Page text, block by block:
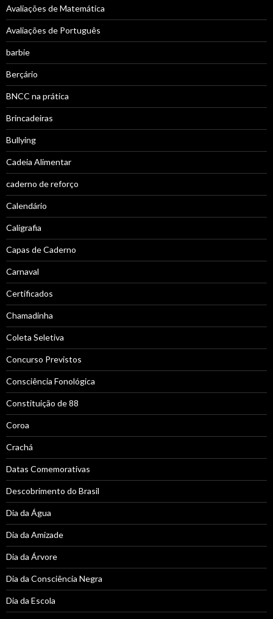
Avaliações de Matemática
Avaliações de Português
barbie
Berçário
BNCC na prática
Brincadeiras
Bullying
Cadeia Alimentar
caderno de reforço
Calendário
Caligrafia
Capas de Caderno
Carnaval
Certificados
Chamadinha
Coleta Seletiva
Concurso Previstos
Consciência Fonológica
Constituição de 88
Coroa
Crachá
Datas Comemorativas
Descobrimento do Brasil
Dia da Água
Dia da Amizade
Dia da Árvore
Dia da Consciência Negra
Dia da Escola